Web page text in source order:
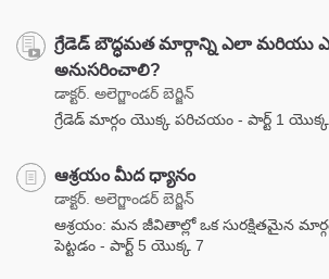
గ్రేడెడ్ బౌద్ధమత మార్గాన్ని ఎలా మరియు
అనుసరించాలి?
డాక్టర్. అలెగ్జాండర్ బెర్జిన్
గ్రేడెడ్ మార్గం యొక్క పరిచయం - పార్ట్ 1 యొక్క
ఆశ్రయం మీద ధ్యానం
డాక్టర్. అలెగ్జాండర్ బెర్జిన్
ఆశ్రయం: మన జీవితాల్లో ఒక సురక్షితమైన
పెట్టడం - పార్ట్ 5 యొక్క 7